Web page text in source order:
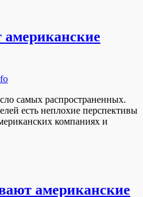
самых распространенных.
есть неплохие перспективы
компаниях и
американские